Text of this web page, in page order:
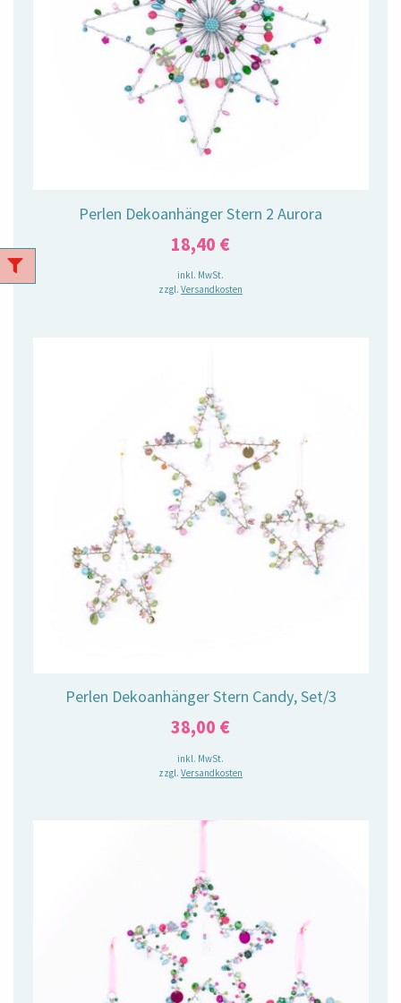
Perlen Dekoanhänger Stern 2 Aurora
18,40 €
inkl. MwSt.
zzgl. Versandkosten
Perlen Dekoanhänger Stern Candy, Set/3
38,00 €
inkl. MwSt.
zzgl. Versandkosten